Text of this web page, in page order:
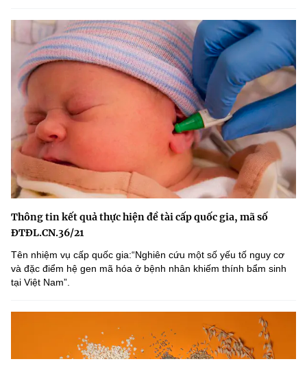
Thông tin kết quả thực hiện đề tài cấp quốc gia, mã số
ĐTĐL.CN.36/21
Tên nhiệm vụ cấp quốc gia:“Nghiên cứu một số yếu tố nguy cơ
và đặc điểm hệ gen mã hóa ở bệnh nhân khiếm thính bẩm sinh
tại Việt Nam”.